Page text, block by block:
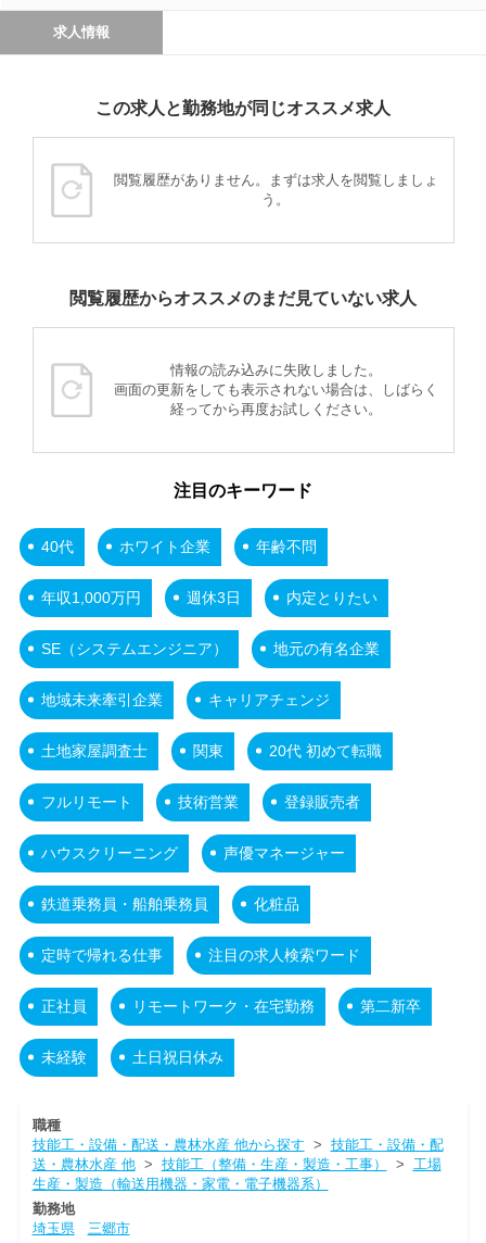
求人情報
この求人と勤務地が同じオススメ求人
閲覧履歴がありません。まずは求人を閲覧しましょ
う。
閲覧履歴からオススメのまだ見ていない求人
情報の読み込みに失敗しました。
画面の更新をしても表示されない場合は、しばらく
経ってから再度お試しください。
注目のキーワード
40代 ホワイト企業 年齢不問
年収1,000万円 週休3日 内定とりたい
SE（システムエンジニア） 地元の有名企業
地域未来牽引企業 キャリアチェンジ
土地家屋調査士 関東 20代 初めて転職
フルリモート 技術営業 登録販売者
ハウスクリーニング 声優マネージャー
鉄道乗務員・船舶乗務員 化粧品
定時で帰れる仕事 注目の求人検索ワード
正社員 リモートワーク・在宅勤務 第二新卒
未経験 土日祝日休み
職種
技能工・設備・配送・農林水産 他から探す > 技能工・設備・配
送・農林水産 他> 技能工（整備・生産・製造・工事） > 工場
生産・製造（輸送用機器・家電・電子機器系）
勤務地
埼玉県
三郷市